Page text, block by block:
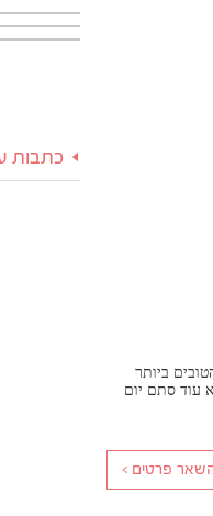
ביותר
עוד סתם יום
כתבות